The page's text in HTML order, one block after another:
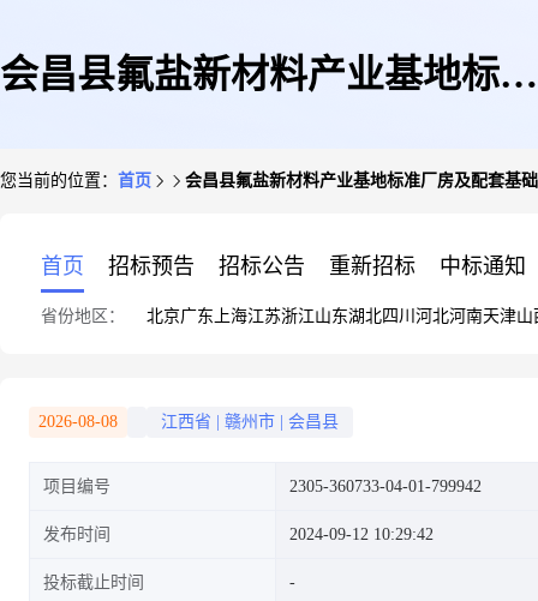
会昌县氟盐新材料产业基地标准
您当前的位置： 首页 会昌县氟盐新材料产业基地标准厂房及配套基
首页 招标预告 招标公告 重新招标 中标通知
省份地区： 北京广东 上海江苏浙江山东湖北四川 河北河南天津山
2026-08-08 江西省 赣州市 会昌县
项目编号 2305-360733-04-01-799942
发布时间 2024-09-12 10:29:42
投标截止时间